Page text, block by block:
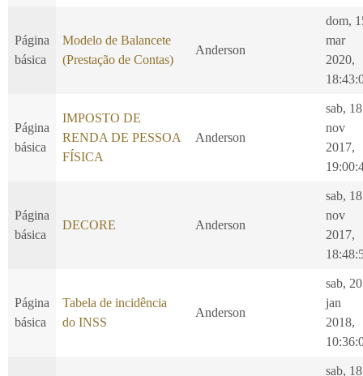
Página
básica
Modelo de Balancete
(Prestação de Contas)
Anderson
dom,
mar
2020,
Página
básica
IMPOSTO DE
RENDA DE PESSOA
FÍSICA
Anderson
sab, 18
nov
2017,
Página
básica
DECORE Anderson
sab, 18
nov
2017,
Página
básica
Tabela de incidência
do INSS
Anderson
sab, 20
jan
2018,
sab, 18